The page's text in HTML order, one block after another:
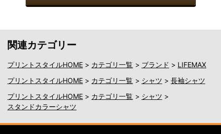
関連カテゴリー
プリントスタイルHOME > カテゴリ一覧 > ブランド > LIFEMAX
プリントスタイルHOME > カテゴリ一覧 > シャツ > 長袖シャツ
プリントスタイルHOME > カテゴリ一覧 > シャツ >
スタンドカラーシャツ